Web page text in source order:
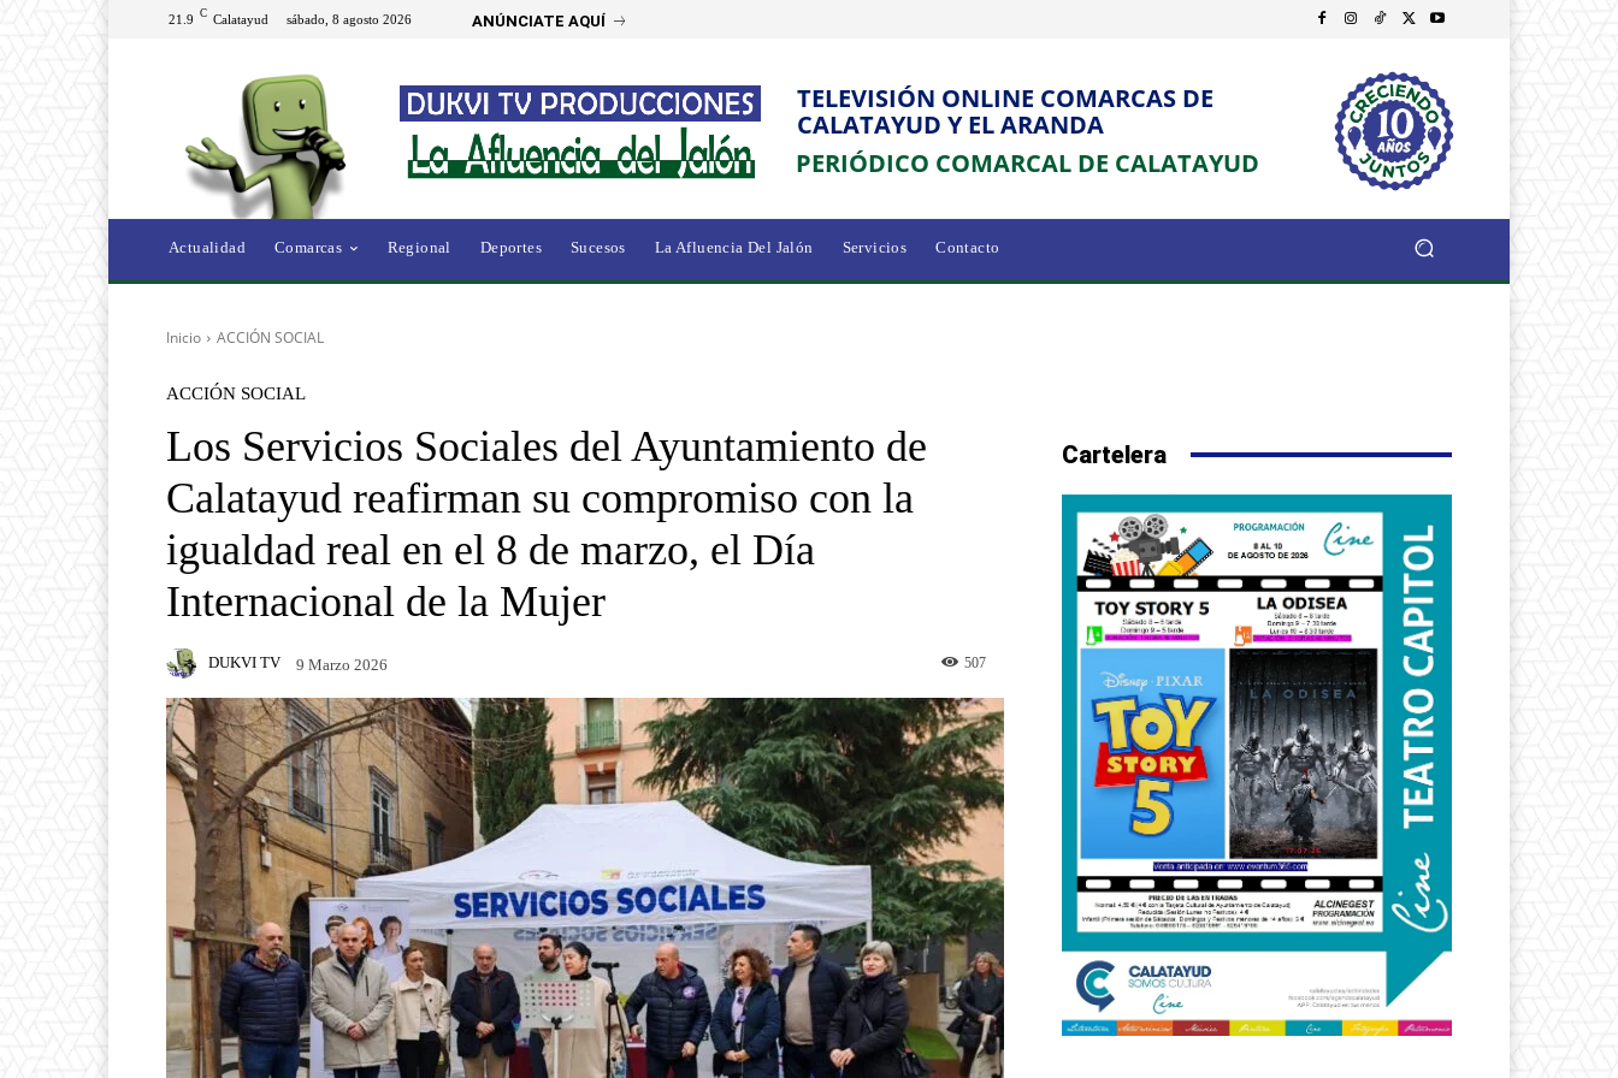
21.9 C Calatayud sábado, 8 agosto 2026 ANÚNCIATE AQUÍ
TELEVISIÓN ONLINE COMARCAS DE
CALATAYUD Y EL ARANDA
PERIÓDICO COMARCAL DE CALATAYUD
Actualidad Comarcas Regional Deportes Sucesos La Afluencia Del Jalón Servicios Contacto
Inicio ACCIÓN SOCIAL
ACCIÓN SOCIAL
Los Servicios Sociales del Ayuntamiento de
Calatayud reafirman su compromiso con la
igualdad real en el 8 de marzo, el Día
Internacional de la Mujer
DUKVI TV 9 Marzo 2026 507
Cartelera